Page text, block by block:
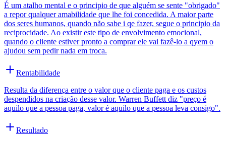
É um atalho mental e o principio de que alguém se sente "obrigado"
a repor qualquer amabilidade que lhe foi concedida. A maior parte
dos seres humanos, quando não sabe i qe fazer, segue o principio da
reciprocidade. Ao existir este tipo de envolvimento emocional,
quando o cliente estiver pronto a comprar ele vai fazê-lo a qyem o
ajudou sem pedir nada em troca.
Rentabilidade
Resulta da diferença entre o valor que o cliente paga e os custos
despendidos na criação desse valor. Warren Buffett diz "preço é
aquilo que a pessoa paga, valor é aquilo que a pessoa leva consigo".
Resultado